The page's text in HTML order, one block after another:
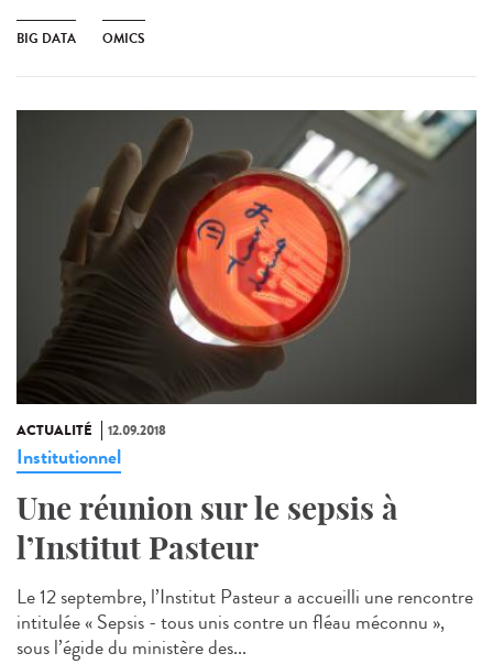
BIG DATA OMICS
ACTUALITÉ 12.09.2018
Institutionnel
Une réunion sur le sepsis à
l’Institut Pasteur
Le 12 septembre, l’Institut Pasteur a accueilli une rencontre
intitulée « Sepsis - tous unis contre un fléau méconnu »,
sous l’égide du ministère des...